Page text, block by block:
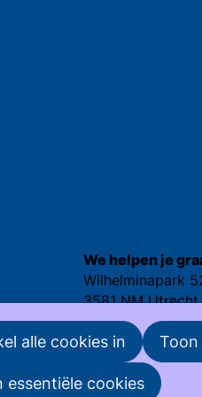
We helpen je
Wilhelminapark
3581 NM Utrecht
030 - 25 237 92
nvml@nvml.nl
alle cookies in
essentiële cookies